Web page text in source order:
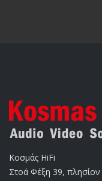
Κοσμάς HiFi
Στοά Φέξη 39,